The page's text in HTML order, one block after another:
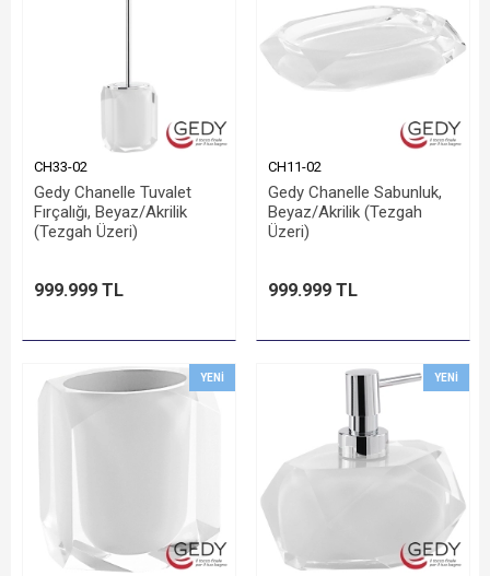
CH33-02
Gedy Chanelle Tuvalet
Fırçalığı, Beyaz/Akrilik
(Tezgah Üzeri)
999.999 TL
CH11-02
Gedy Chanelle Sabunluk,
Beyaz/Akrilik (Tezgah
Üzeri)
999.999 TL
YENI YENI